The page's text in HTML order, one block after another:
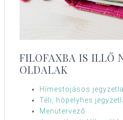
FILOFAXBA IS ILLŐ
OLDALAK
Hímestojásos
Téli, hópelyhes
Menütervező